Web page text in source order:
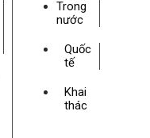
Trong
nước
Quốc
tế
Khai
thác